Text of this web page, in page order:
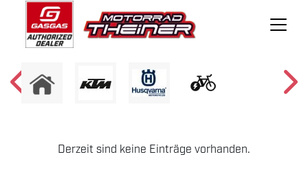
Derzeit sind keine Einträge vorhanden.